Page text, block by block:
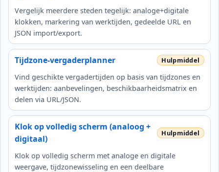
Vergelijk meerdere steden tegelijk: analoge+digitale
klokken, markering van werktijden, gedeelde URL en
JSON import/export.
Tijdzone-vergaderplanner
Vind geschikte vergadertijden op basis van tijdzones en
werktijden: aanbevelingen, beschikbaarheidsmatrix en
delen via URL/JSON.
Klok op volledig scherm (analoog +
digitaal)
Klok op volledig scherm met analoge en digitale
weergave, tijdzonewisseling en een deelbare